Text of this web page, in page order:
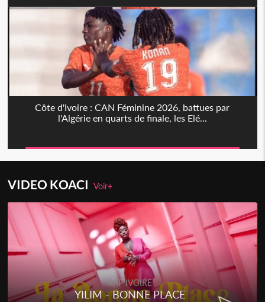
Côte d'Ivoire : CAN Féminine 2026, battues par
l'Algérie en quarts de finale, les Elé...
VIDEO KOACIVoir+
RAP IVOIRE
YILIM - BONNE PLACE